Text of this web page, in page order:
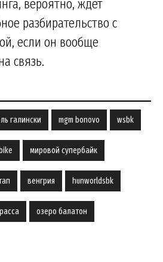
вероятно, ждет
разбирательство с
если он вообще
связь.
галински mgm bonovo wsbk
мировой супербайк
венгрия hunworldsbk
озеро балатон